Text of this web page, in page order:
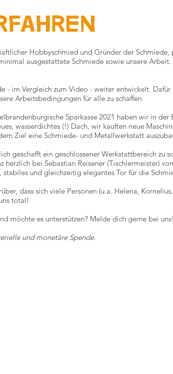
Hobbyschmied und Gründer der
ausgestattete Schmiede sowie unsere
- im Vergleich zum Video - weiter entwickelt.
Arbeitsbedingungen für alle zu schaffen.
Sparkasse 2021 haben wir in
wasserdichtes (!) Dach, wir kauften neue
Ziel eine Schmiede- und Metallwerkstatt
geschafft ein geschlossener Werkstattbereich zu
herzlich bei Sebastian Reisener (Tischlermeister)
und gleichzeitig elegantes Tor für die
dass sich viele Personen (u.a. Helena,
total!
möchte es unterstützen? Melde dich gerne bei uns!
und monetäre Spende.